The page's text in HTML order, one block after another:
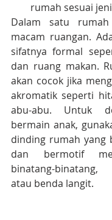
rumah sesuai
Dalam satu
macam ruangan.
sifatnya formal
dan ruang makan.
akan cocok jika
akromatik seperti
abu-abu. Untuk
bermain anak,
dinding rumah yang
dan bermotif
binatang-
atau benda langit.